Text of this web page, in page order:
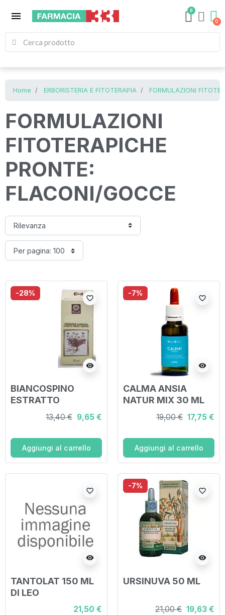
menu 0
Home ERBORISTERIA E FITOTERAPIA FORMULAZIONI
FORMULAZIONI
FITOTERAPICHE
PRONTE:
FLACONI/GOCCE
-28%
visibility
favorite_border
BIANCOSPINO
ESTRATTO
ANALCOLICO 50 ML
13,40 € 9,65 €
Aggiungi al carrello
-7%
visibility
favorite_border
CALMA ANSIA
NATUR MIX 30 ML
19,00 € 17,75 €
Aggiungi al carrello
visibility
favorite_border
TANTOLAT 150 ML
DI LEO
21,50 €
-7%
visibility
favorite_border
URSINUVA 50 ML
21,00 € 19,63 €